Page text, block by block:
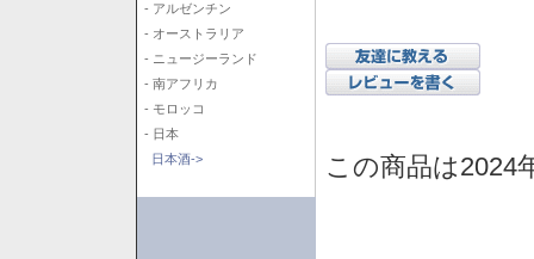
- アルゼンチン
- オーストラリア
- ニュージーランド
- 南アフリカ
- モロッコ
- 日本
日本酒->
この商品は2024